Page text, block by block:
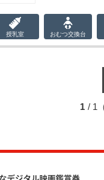
授乳室 おむつ交換台
1 / 1